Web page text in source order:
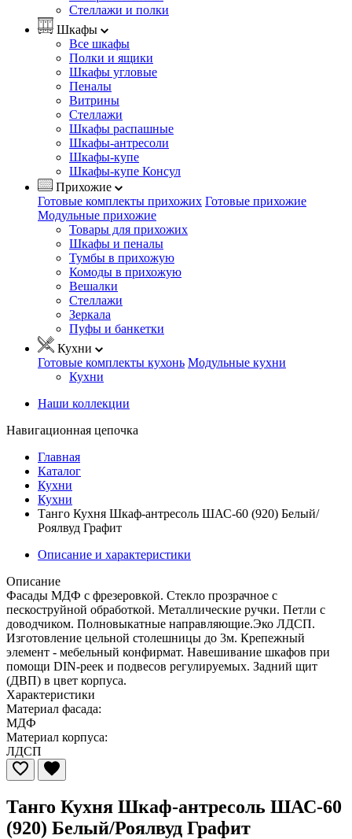
Стеллажи и полки
Шкафы
Все шкафы
Полки и ящики
Шкафы угловые
Пеналы
Витрины
Стеллажи
Шкафы распашные
Шкафы-антресоли
Шкафы-купе
Шкафы-купе Консул
Прихожие
Готовые комплекты прихожих Готовые прихожие
Модульные прихожие
Товары для прихожих
Шкафы и пеналы
Тумбы в прихожую
Комоды в прихожую
Вешалки
Стеллажи
Зеркала
Пуфы и банкетки
Кухни
Готовые комплекты кухонь Модульные кухни
Кухни
Наши коллекции
Навигационная цепочка
Главная
Каталог
Кухни
Кухни
Танго Кухня Шкаф-антресоль ШАС-60 (920) Белый/
Роялвуд Графит
Описание и характеристики
Описание
Фасады МДФ с фрезеровкой. Стекло прозрачное с
пескоструйной обработкой. Металлические ручки. Петли с
доводчиком. Полновыкатные направляющие.Эко ЛДСП.
Изготовление цельной столешницы до 3м. Крепежный
элемент - мебельный конфирмат. Навешивание шкафов при
помощи DIN-реек и подвесов регулируемых. Задний щит
(ДВП) в цвет корпуса.
Характеристики
Материал фасада:
МДФ
Материал корпуса:
ЛДСП
Танго Кухня Шкаф-антресоль ШАС-60
(920) Белый/Роялвуд Графит